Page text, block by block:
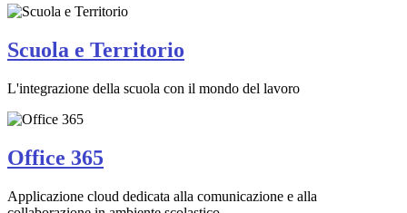
Scuola e Territorio
L'integrazione della scuola con il mondo del lavoro
Office 365
Applicazione cloud dedicata alla comunicazione e alla